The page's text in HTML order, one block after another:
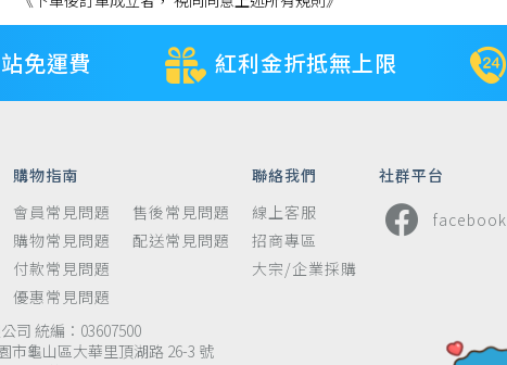
免運費 紅利金折抵無上限
購物指南
會員常見問題
購物常見問題
付款常見問題
優惠常見問題
售後常見問題
配送常見問題
聯絡我們
線上客服
招商專區
大宗/企業採購
社群平台
facebook
司 統編：03607500
市龜山區大華里頂湖路 26-3 號